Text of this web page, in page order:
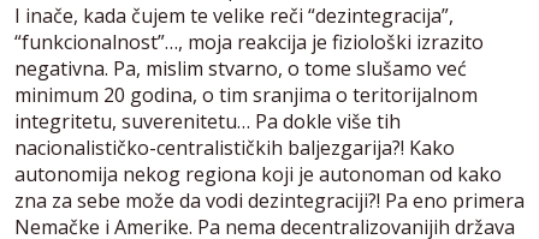
I inače, kada čujem te velike reči “dezintegracija”,
“funkcionalnost”…, moja reakcija je fiziološki izrazito
negativna. Pa, mislim stvarno, o tome slušamo već
minimum 20 godina, o tim sranjima o teritorijalnom
integritetu, suverenitetu… Pa dokle više tih
nacionalističko-centralističkih baljezgarija?! Kako
autonomija nekog regiona koji je autonoman od kako
zna za sebe može da vodi dezintegraciji?! Pa eno primera
Nemačke i Amerike. Pa nema decentralizovanijih država